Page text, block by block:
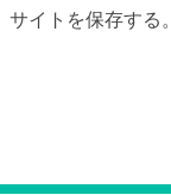
イトを保存する。